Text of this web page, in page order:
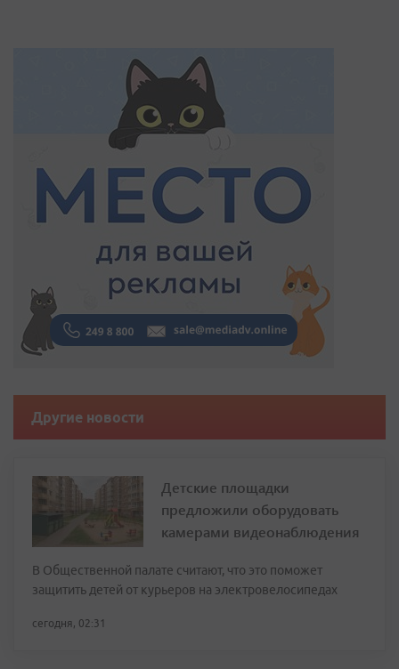
Другие новости
Детские площадки
предложили оборудовать
камерами видеонаблюдения
В Общественной палате считают, что это поможет
защитить детей от курьеров на электровелосипедах
сегодня, 02:31